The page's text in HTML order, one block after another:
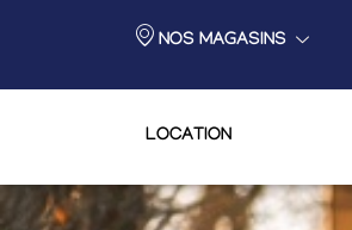
NOS MAGASINS
LOCATION